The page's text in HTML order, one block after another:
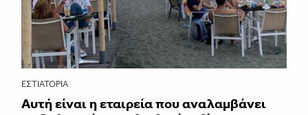
ΕΣΤΙΑΤΌΡΙΑ
Αυτή είναι η εταιρεία που αναλαμβάνει